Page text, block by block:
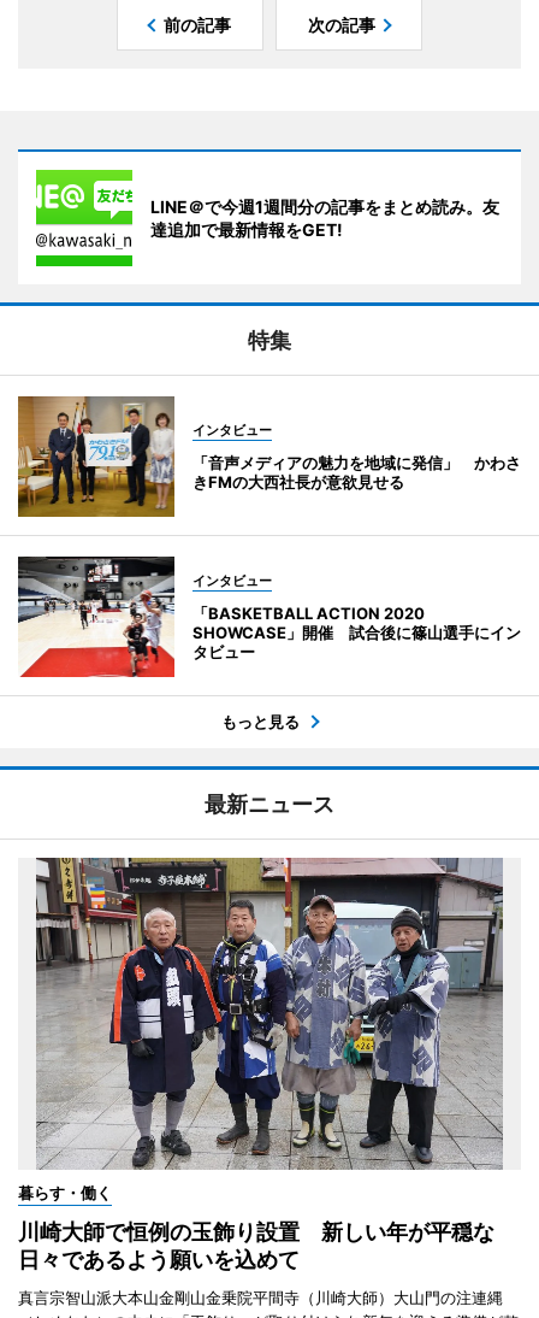
前の記事 次の記事
LINE＠で今週1週間分の記事をまとめ読み。友
達追加で最新情報をGET!
特集
インタビュー
「音声メディアの魅力を地域に発信」 かわさ
きFMの大西社長が意欲見せる
インタビュー
「BASKETBALL ACTION 2020
SHOWCASE」開催 試合後に篠山選手にイン
タビュー
もっと見る
最新ニュース
暮らす・働く
川崎大師で恒例の玉飾り設置 新しい年が平穏な
日々であるよう願いを込めて
真言宗智山派大本山金剛山金乗院平間寺（川崎大師）大山門の注連縄